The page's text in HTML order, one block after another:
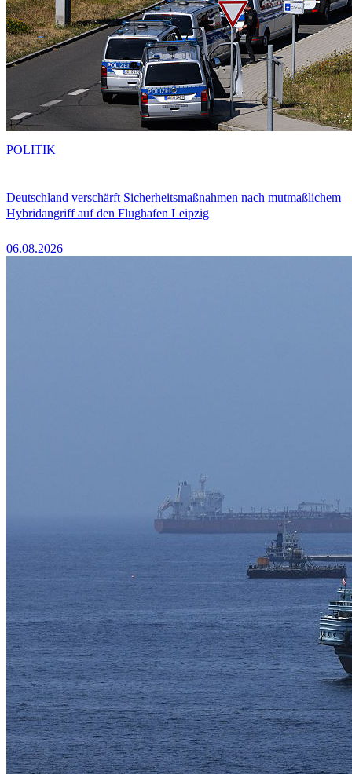
Deutschland verschärft Sicherheitsmaßnahmen nach mutmaßlichem
Hybridangriff auf den Flughafen Leipzig
06.08.2026
POLITIK